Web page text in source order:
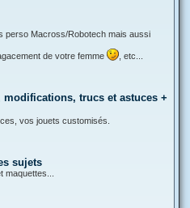
perso Macross/Robotech mais aussi
de votre femme
, etc...
modifications, trucs et astuces +
vos jouets customisés.
sujets
maquettes...